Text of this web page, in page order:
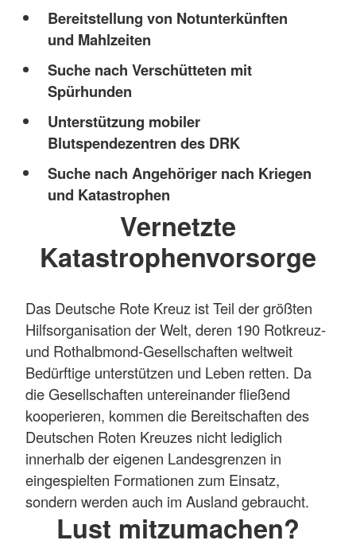
Bereitstellung von Notunterkünften
und Mahlzeiten
Suche nach Verschütteten mit
Spürhunden
Unterstützung mobiler
Blutspendezentren des DRK
Suche nach Angehöriger nach Kriegen
und Katastrophen
Vernetzte
Katastrophenvorsorge
Das Deutsche Rote Kreuz ist Teil der größten
Hilfsorganisation der Welt, deren 190 Rotkreuz-
und Rothalbmond-Gesellschaften weltweit
Bedürftige unterstützen und Leben retten. Da
die Gesellschaften untereinander fließend
kooperieren, kommen die Bereitschaften des
Deutschen Roten Kreuzes nicht lediglich
innerhalb der eigenen Landesgrenzen in
eingespielten Formationen zum Einsatz,
sondern werden auch im Ausland gebraucht.
Lust mitzumachen?